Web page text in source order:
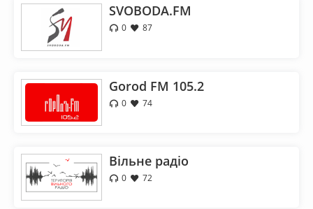
SVOBODA.FM
0 87
Gorod FM 105.2
0 74
Вільне радіо
0 72